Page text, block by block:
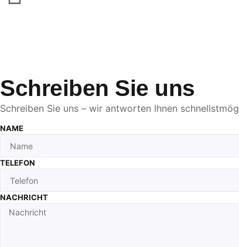
Schreiben Sie uns
Schreiben Sie uns – wir antworten Ihnen
NAME
TELEFON
NACHRICHT